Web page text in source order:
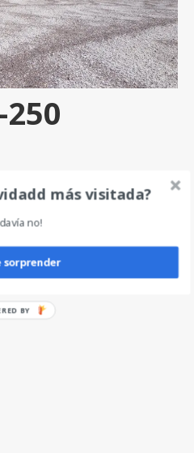
más visitada?
no!
sorprender
BY